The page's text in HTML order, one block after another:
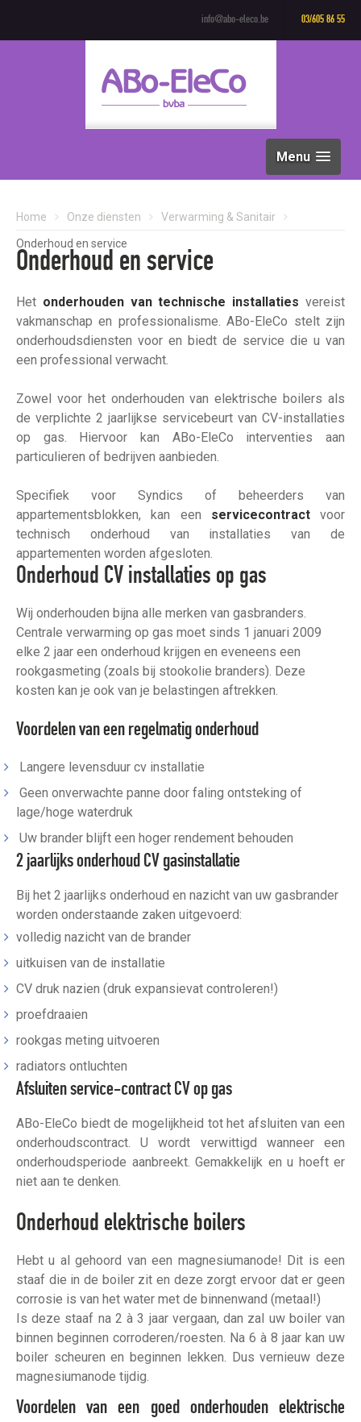
info@abo-eleco.be 03/605 86 55
Menu
Home Onze diensten Verwarming & Sanitair
Onderhoud en service
Onderhoud en service
Het onderhouden van technische installaties vereist
vakmanschap en professionalisme. ABo-EleCo stelt zijn
onderhoudsdiensten voor en biedt de service die u van
een professional verwacht.
Zowel voor het onderhouden van elektrische boilers als
de verplichte 2 jaarlijkse servicebeurt van CV-installaties
op gas. Hiervoor kan ABo-EleCo interventies aan
particulieren of bedrijven aanbieden.
Specifiek voor Syndics of beheerders van
appartementsblokken, kan een servicecontractvoor
technisch onderhoud van installaties van de
appartementen worden afgesloten.
Onderhoud CV installaties op gas
Wij onderhouden bijna alle merken van gasbranders.
Centrale verwarming op gas moet sinds 1 januari 2009
elke 2 jaar een onderhoud krijgen en eveneens een
rookgasmeting (zoals bij stookolie branders). Deze
kosten kan je ook van je belastingen aftrekken.
Voordelen van een regelmatig onderhoud
Langere levensduur cv installatie
Geen onverwachte panne door faling ontsteking of
lage/hoge waterdruk
Uw brander blijft een hoger rendement behouden
2 jaarlijks onderhoud CV gasinstallatie
Bij het 2 jaarlijks onderhoud en nazicht van uw gasbrander
worden onderstaande zaken uitgevoerd:
volledig nazicht van de brander
uitkuisen van de installatie
CV druk nazien (druk expansievat controleren!)
proefdraaien
rookgas meting uitvoeren
radiators ontluchten
Afsluiten service-contract CV op gas
ABo-EleCo biedt de mogelijkheid tot het afsluiten van een
onderhoudscontract. U wordt verwittigd wanneer een
onderhoudsperiode aanbreekt. Gemakkelijk en u hoeft er
niet aan te denken.
Onderhoud elektrische boilers
Hebt u al gehoord van een magnesiumanode! Dit is een
staaf die in de boiler zit en deze zorgt ervoor dat er geen
corrosie is van het water met de binnenwand (metaal!)
Is deze staaf na 2 à 3 jaar vergaan, dan zal uw boiler van
binnen beginnen corroderen/roesten. Na 6 à 8 jaar kan uw
boiler scheuren en beginnen lekken. Dus vernieuw deze
magnesiumanode tijdig.
Voordelen van een goed onderhouden elektrische